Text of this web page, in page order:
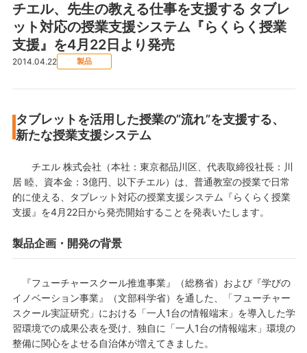
チエル、先生の教える仕事を支援する タブレ
ット対応の授業支援システム『らくらく授業
支援』を4月22日より発売
2014.04.22 製品
タブレットを活用した授業の”流れ”を支援する、
新たな授業支援システム
チエル 株式会社（本社：東京都品川区、代表取締役社長：川
居 睦、資本金：3億円、以下チエル）は、普通教室の授業で日常
的に使える、タブレット対応の授業支援システム『らくらく授業
支援』を4月22日から発売開始することを発表いたします。
製品企画・開発の背景
『フューチャースクール推進事業』（総務省）および『学びの
イノベーション事業』（文部科学省）を通した、「フューチャー
スクール実証研究」における「一人1台の情報端末」を導入した学
習環境での成果公表を受け、独自に「一人1台の情報端末」環境の
整備に関心をよせる自治体が増えてきました。